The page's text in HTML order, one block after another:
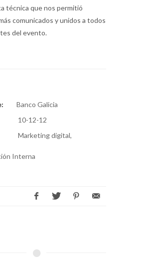
técnica que nos permitió
comunicados y unidos a todos
del evento.
Banco Galicia
10-12-12
Marketing digital,
Interna